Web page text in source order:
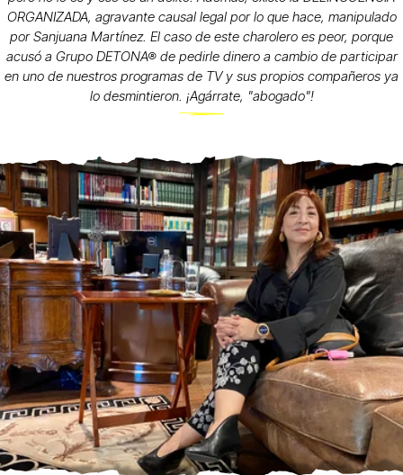
ORGANIZADA, agravante causal legal por lo que hace, manipulado
por Sanjuana Martínez. El caso de este charolero es peor, porque
acusó a Grupo DETONA® de pedirle dinero a cambio de participar
en uno de nuestros programas de TV y sus propios compañeros ya
lo desmintieron. ¡Agárrate, "abogado"!